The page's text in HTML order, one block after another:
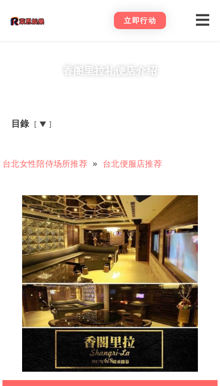
立即行动
香阁里拉礼便店介绍
目錄 ▼
台北女性陪侍场所推荐 » 台北便服店推荐